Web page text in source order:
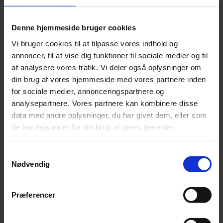
Denne hjemmeside bruger cookies
Vi bruger cookies til at tilpasse vores indhold og
annoncer, til at vise dig funktioner til sociale medier og til
at analysere vores trafik. Vi deler også oplysninger om
din brug af vores hjemmeside med vores partnere inden
for sociale medier, annonceringspartnere og
analysepartnere. Vores partnere kan kombinere disse
data med andre oplysninger, du har givet dem, eller som
de har indsamlet fra din brug af deres tjenester.
Nødvendig
Præferencer
KUNDER DER HAR KØBT DETTE PRODUKT
HAR OGSÅ KØBT